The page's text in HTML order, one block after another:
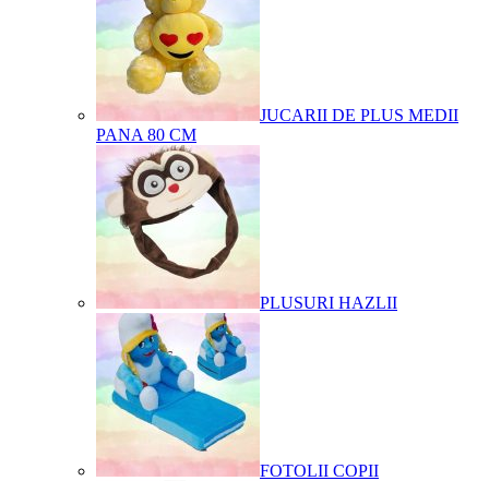
JUCARII DE PLUS MEDII
PANA 80 CM
PLUSURI HAZLII
FOTOLII COPII